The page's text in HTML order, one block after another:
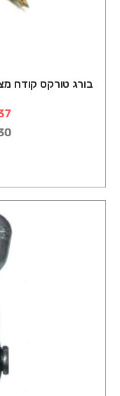
בורג טורקס קודח מצולע